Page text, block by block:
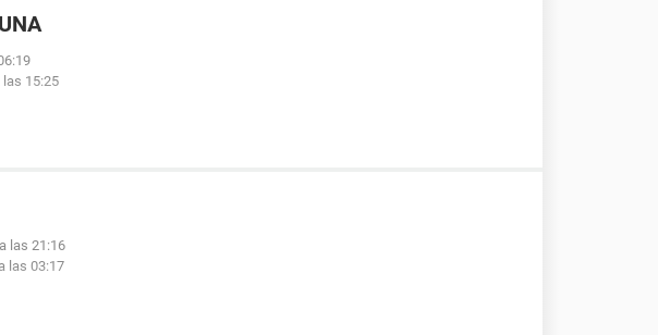
las 15:25
las 21:16
las 03:17